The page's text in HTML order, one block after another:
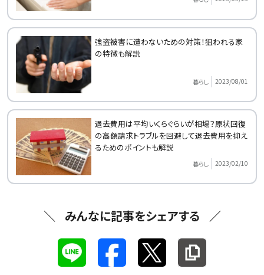
強盗被害に遭わないための対策！狙われる家
の特徴も解説
暮らし 2023/08/01
退去費用は平均いくらぐらいが相場？原状回復
の高額請求トラブルを回避して退去費用を抑え
るためのポイントも解説
暮らし 2023/02/10
みんなに記事をシェアする